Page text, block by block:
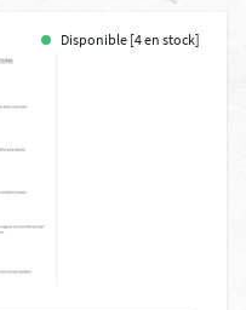
Disponible [4 en stock]